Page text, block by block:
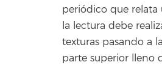
periódico que relata
la lectura debe
texturas pasando a
parte superior lleno